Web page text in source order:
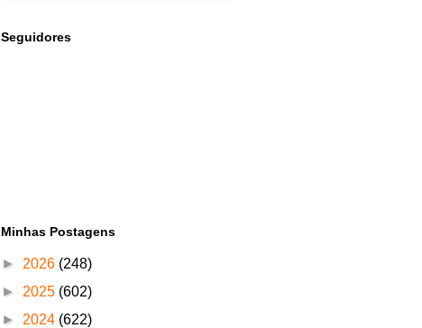
Seguidores
Minhas Postagens
► 2026 (248)
► 2025 (602)
► 2024 (622)